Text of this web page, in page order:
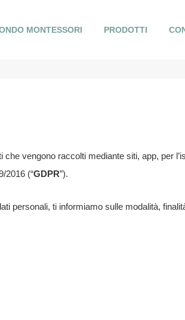
MONTESSORI PRODOTTI
vengono raccolti mediante siti, app, per
2016 (“GDPR”).
personali, ti informiamo sulle modalità,